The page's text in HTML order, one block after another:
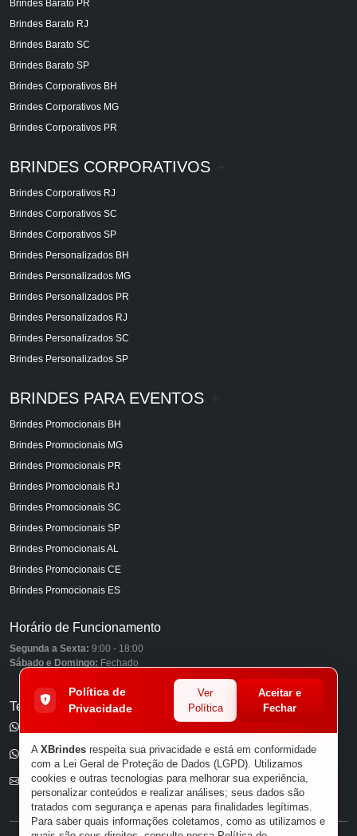
Brindes Barato PR
Brindes Barato RJ
Brindes Barato SC
Brindes Barato SP
Brindes Corporativos BH
Brindes Corporativos MG
Brindes Corporativos PR
BRINDES CORPORATIVOS
Brindes Corporativos RJ
Brindes Corporativos SC
Brindes Corporativos SP
Brindes Personalizados BH
Brindes Personalizados MG
Brindes Personalizados PR
Brindes Personalizados RJ
Brindes Personalizados SC
Brindes Personalizados SP
BRINDES PARA EVENTOS
Brindes Promocionais BH
Brindes Promocionais MG
Brindes Promocionais PR
Brindes Promocionais RJ
Brindes Promocionais SC
Brindes Promocionais SP
Brindes Promocionais AL
Brindes Promocionais CE
Brindes Promocionais ES
Horário de Funcionamento
Segunda a Sexta: 9:00 - 18:00
Sábado e Domingo: Fechado
Telefones
(11) 96585-7462
E-mail
Política de
Privacidade
Ver
Política
Aceitar e
Fechar
A XBrindes respeita sua privacidade e está em conformidade
com a Lei Geral de Proteção de Dados (LGPD). Utilizamos
cookies e outras tecnologias para melhorar sua experiência,
personalizar conteúdos e realizar análises; seus dados são
tratados com segurança e apenas para finalidades legítimas.
Para saber quais informações coletamos, como as utilizamos e